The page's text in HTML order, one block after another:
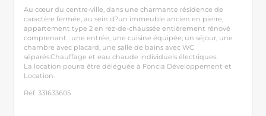
Au cœur du centre-ville, dans une charmante résidence de
caractère fermée, au sein d?un immeuble ancien en pierre,
appartement type 2 en rez-de-chaussée entièrement rénové
comprenant : une entrée, une cuisine équipée, un séjour, une
chambre avec placard, une salle de bains avec WC
séparés.Chauffage et eau chaude individuels électriques.
La location pourra être déléguée à Foncia Développement et
Location.
Réf. 331633605